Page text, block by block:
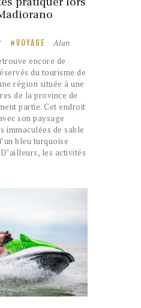
VOYAGE
Alan
encore de
du tourisme de
région située à une
de la province de
partie. Cet endroit
son paysage
immaculées de sable
bleu turquoise
les activités